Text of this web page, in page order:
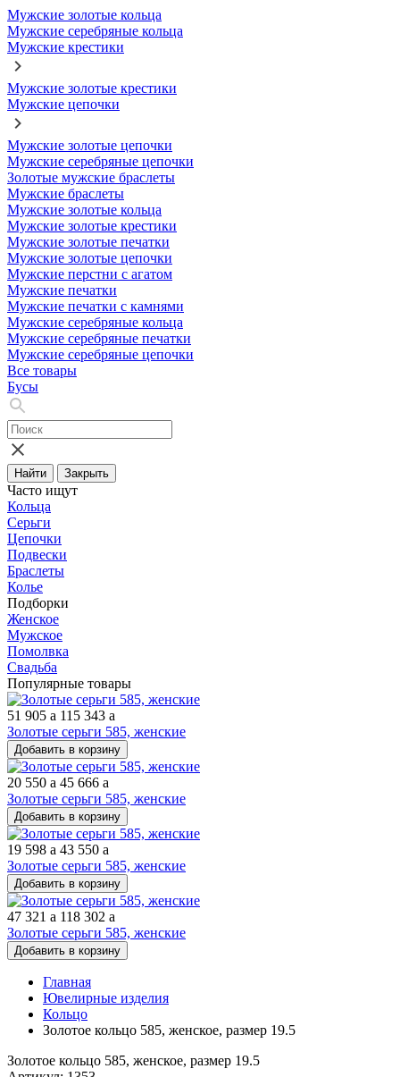
Мужские золотые кольца
Мужские серебряные кольца
Мужские крестики
Мужские золотые крестики
Мужские цепочки
Мужские золотые цепочки
Мужские серебряные цепочки
Золотые мужские браслеты
Мужские браслеты
Мужские золотые кольца
Мужские золотые крестики
Мужские золотые печатки
Мужские золотые цепочки
Мужские перстни с агатом
Мужские печатки
Мужские печатки с камнями
Мужские серебряные кольца
Мужские серебряные печатки
Мужские серебряные цепочки
Все товары
Бусы
Найти Закрыть
Часто ищут
Кольца
Серьги
Цепочки
Подвески
Браслеты
Колье
Подборки
Женское
Мужское
Помолвка
Свадьба
Популярные товары
51 905 a 115 343 a
Золотые серьги 585, женские
Добавить в корзину
20 550 a 45 666 a
Золотые серьги 585, женские
Добавить в корзину
19 598 a 43 550 a
Золотые серьги 585, женские
Добавить в корзину
47 321 a 118 302 a
Золотые серьги 585, женские
Добавить в корзину
Главная
Ювелирные изделия
Кольцо
Золотое кольцо 585, женское, размер 19.5
Золотое кольцо 585, женское, размер 19.5